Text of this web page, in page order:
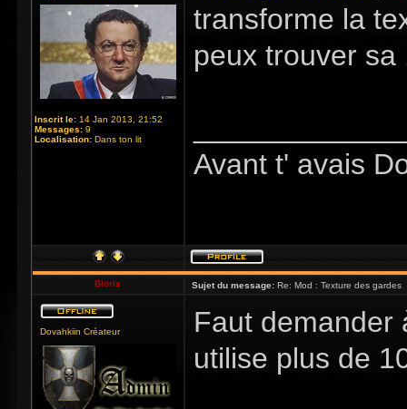
Inscrit le: 14 Jan 2013, 21:52
Messages: 9
Localisation: Dans ton lit
transforme la
peux trouver sa
Avant t' avais
Bioris Sujet du message: Re: Mod : Texture des gardes
Dovahkiin Créateur
Faut demander
utilise plus de